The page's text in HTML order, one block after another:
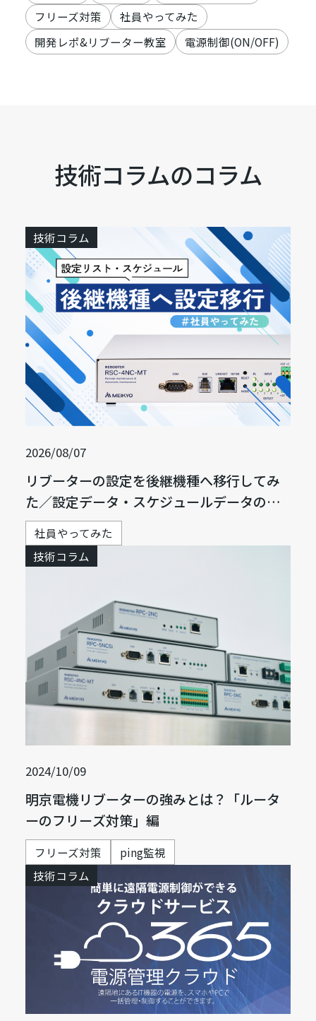
フリーズ対策
社員やってみた
開発レポ&リブーター教室
電源制御(ON/OFF)
技術コラムのコラム
技術コラム
2026/08/07
リブーターの設定を後継機種へ移行してみ
た／設定データ・スケジュールデータの移
行方法
社員やってみた
技術コラム
2024/10/09
明京電機リブーターの強みとは？「ルータ
ーのフリーズ対策」編
フリーズ対策
ping監視
技術コラム